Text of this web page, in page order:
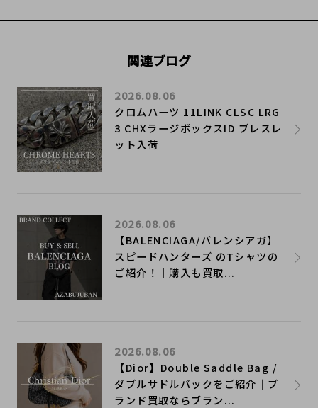
関連ブログ
クロムハーツ 11LINK CLSC LRG
3 CHXラージボックスID ブレスレ
ット入荷
2026.08.06
【BALENCIAGA/バレンシアガ】
スピードハンターズ のTシャツの
ご紹介！｜購入も買取...
2026.08.06
【Dior】Double Saddle Bag /
ダブルサドルバックをご紹介｜ブ
ランド買取ならブラン...
2026.08.06